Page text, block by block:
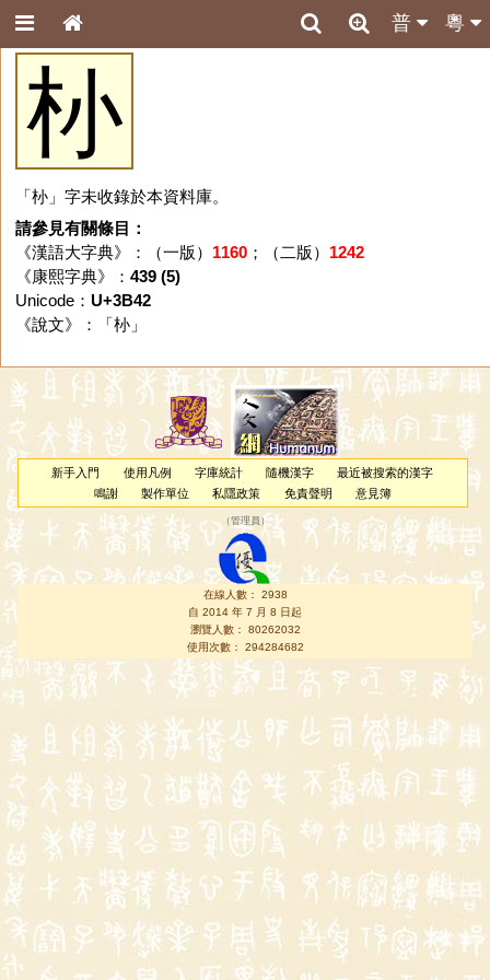
粵
普
㭂
「㭂」字未收錄於本資料庫。
請參見有關條目：
《漢語大字典》：（一版） 1160；（二版） 1242
《康熙字典》： 439 (5)
Unicode： U+3B42
《說文》：「 㭂」
新手入門 使用凡例 字庫統計 隨機漢字
最近被搜索的漢字
鳴謝
製作單位 私隱政策 免責聲明 意見簿
（管理員 ）
在線人數： 2938
自 2014 年 7 月 8 日起
瀏覽人數： 80262032
使用次數： 294284682